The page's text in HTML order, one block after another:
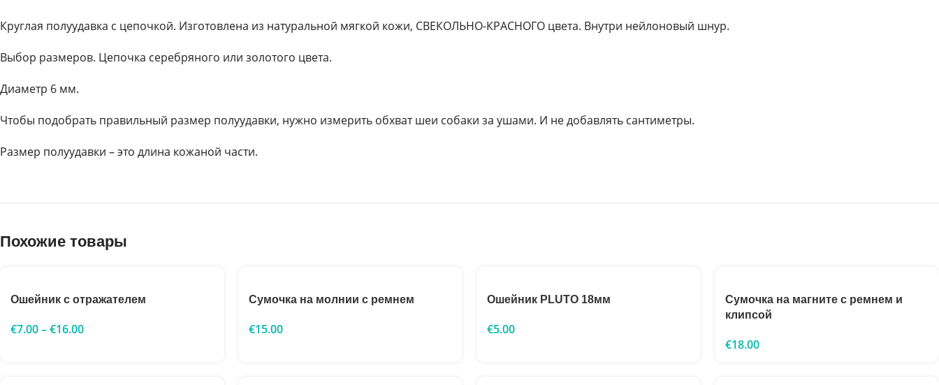
Круглая полуудавка с цепочкой. Изготовлена из натуральной мягкой кожи, СВЕКОЛЬНО-КРАСНОГО цвета. Внутри нейлоновый шнур.
Выбор размеров. Цепочка серебряного или золотого цвета.
Диаметр 6 мм.
Чтобы подобрать правильный размер полуудавки, нужно измерить обхват шеи собаки за ушами. И не добавлять сантиметры.
Размер полуудавки – это длина кожаной части.
Похожие товары
Ошейник с отражателем
€7.00–€16.00
Сумочка на молнии с ремнем
€15.00
Ошейник PLUTO 18мм
€5.00
Сумочка на магните с ремнем и
клипсой
€18.00